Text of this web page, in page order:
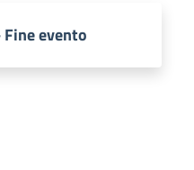
evento